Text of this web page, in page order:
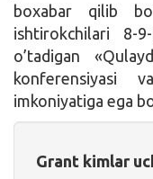
boxabar qilib
ishtirokchilari 8-
o’tadigan
konferensiyasi
imkoniyatiga ega
Grant kimlar